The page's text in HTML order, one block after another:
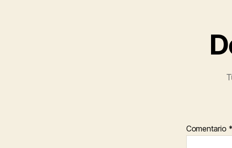
Comentario *